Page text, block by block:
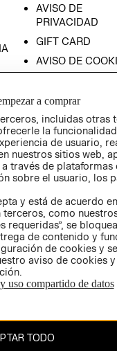
AVISO DE
PRIVACIDAD
GIFT CARD
AVISO DE
COMERCIO - SIC
PETICIONES
QUEJAS Y
RECLAMOS
por copyright y es
a comprar
incluidas otras
la
de usuario,
nuestros sitios web,
través de plataformas
sobre el usuario, los
y está de acuerdo
como
se
de contenido y
de cookies y
aviso de cookies
uso compartido de datos
TODO